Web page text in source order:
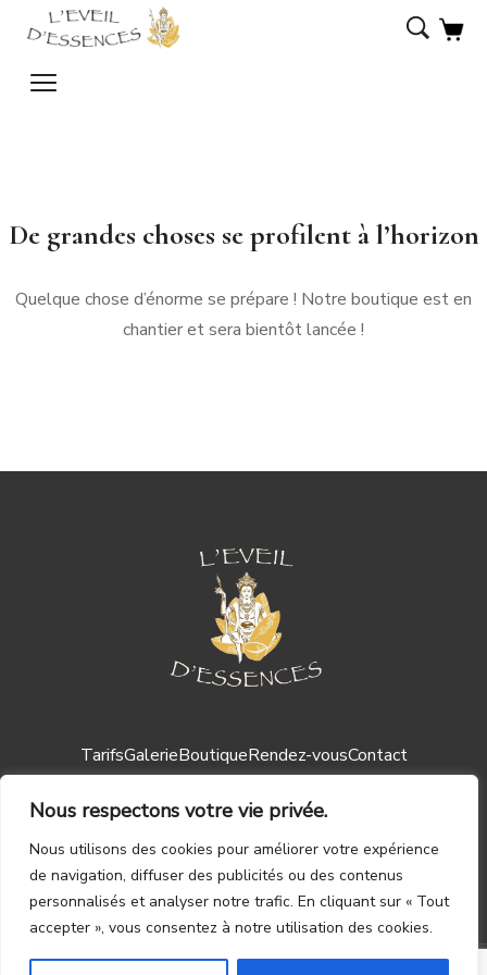
Nous respectons votre vie privée.
Nous utilisons des cookies pour améliorer votre expérience
de navigation, diffuser des publicités ou des contenus
personnalisés et analyser notre trafic. En cliquant sur « Tout
accepter », vous consentez à notre utilisation des cookies.
De grandes choses se profilent à l’horizon
Quelque chose d’énorme se prépare ! Notre boutique est en
chantier et sera bientôt lancée !
TarifsGalerieBoutiqueRendez-vousContact
Mentions légales ┃CGV